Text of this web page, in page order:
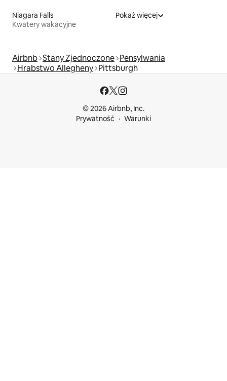
Niagara Falls
Kwatery wakacyjne
Pokaż więcej
Airbnb Stany Zjednoczone Pensylwania
Hrabstwo Allegheny Pittsburgh
© 2026 Airbnb, Inc.
Prywatność
Warunki